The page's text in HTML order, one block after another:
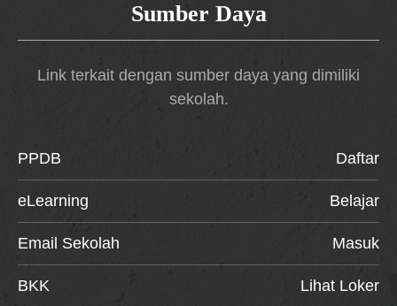
Sumber Daya
Link terkait dengan sumber daya yang dimiliki
sekolah.
PPDB Daftar
eLearning Belajar
Email Sekolah Masuk
BKK Lihat Loker